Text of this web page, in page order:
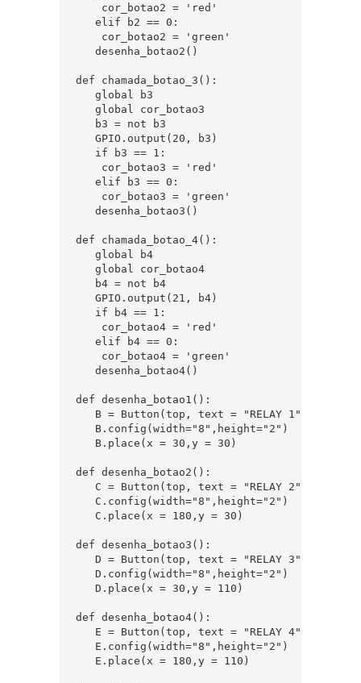
    cor_botao2 = 'red'
   elif b2 == 0:
    cor_botao2 = 'green'
   desenha_botao2()
def chamada_botao_3():
   global b3
   global cor_botao3
   b3 = not b3
   GPIO.output(20, b3)
   if b3 == 1:
    cor_botao3 = 'red'
   elif b3 == 0:
    cor_botao3 = 'green'
   desenha_botao3()
def chamada_botao_4():
   global b4
   global cor_botao4
   b4 = not b4
   GPIO.output(21, b4)
   if b4 == 1:
    cor_botao4 = 'red'
   elif b4 == 0:
    cor_botao4 = 'green'
   desenha_botao4()
def desenha_botao1():
B = Button(top, text = "RELAY 1",
   B.config(width="8",height="2")
   B.place(x = 30,y = 30)
def desenha_botao2():
C = Button(top, text = "RELAY 2",
   C.config(width="8",height="2")
   C.place(x = 180,y = 30)
def desenha_botao3():
D = Button(top, text = "RELAY 3",
   D.config(width="8",height="2")
   D.place(x = 30,y = 110)
def desenha_botao4():
E = Button(top, text = "RELAY 4",
   E.config(width="8",height="2")
   E.place(x = 180,y = 110)